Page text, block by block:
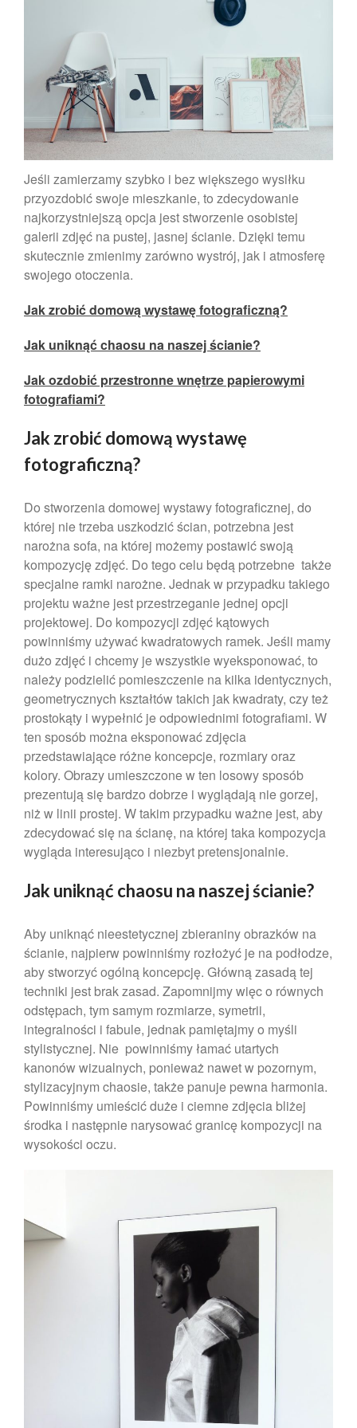
Zdjęcie do dowodu osobistego
gdzie najlepiej zrobić!
Zdjęcie psa
Ruch na fotografii wykonywanej
smartfonem.
Tworzenie portretów
smartfonem
marzec 2024
grudzień 2023
listopad 2023
październik 2023
wrzesień 2023
sierpień 2023
lipiec 2023
czerwiec 2023
maj 2023
kwiecień 2023
marzec 2023
luty 2023
styczeń 2023
grudzień 2022
listopad 2022
październik 2022
wrzesień 2022
sierpień 2022
czerwiec 2022
maj 2022
kwiecień 2022
marzec 2022
luty 2022
styczeń 2022
grudzień 2021
listopad 2021
październik 2021
czerwiec 2021
maj 2021
kwiecień 2021
marzec 2021
luty 2021
styczeń 2021
grudzień 2020
listopad 2020
październik 2020
Jeśli zamierzamy szybko i bez większego wysiłku
przyozdobić swoje mieszkanie, to zdecydowanie
najkorzystniejszą opcja jest stworzenie osobistej
galerii zdjęć na pustej, jasnej ścianie. Dzięki temu
skutecznie zmienimy zarówno wystrój, jak i atmosferę
swojego otoczenia.
Jak zrobić domową wystawę fotograficzną?
Jak uniknąć chaosu na naszej ścianie?
Jak ozdobić przestronne wnętrze papierowymi
fotografiami?
Jak zrobić domową wystawę
fotograficzną?
Do stworzenia domowej wystawy fotograficznej, do
której nie trzeba uszkodzić ścian, potrzebna jest
narożna sofa, na której możemy postawić swoją
kompozycję zdjęć. Do tego celu będą potrzebne także
specjalne ramki narożne. Jednak w przypadku takiego
projektu ważne jest przestrzeganie jednej opcji
projektowej. Do kompozycji zdjęć kątowych
powinniśmy używać kwadratowych ramek. Jeśli mamy
dużo zdjęć i chcemy je wszystkie wyeksponować, to
należy podzielić pomieszczenie na kilka identycznych,
geometrycznych kształtów takich jak kwadraty, czy też
prostokąty i wypełnić je odpowiednimi fotografiami. W
ten sposób można eksponować zdjęcia
przedstawiające różne koncepcje, rozmiary oraz
kolory. Obrazy umieszczone w ten losowy sposób
prezentują się bardzo dobrze i wyglądają nie gorzej,
niż w linii prostej. W takim przypadku ważne jest, aby
zdecydować się na ścianę, na której taka kompozycja
wygląda interesująco i niezbyt pretensjonalnie.
Jak uniknąć chaosu na naszej ścianie?
Aby uniknąć nieestetycznej zbieraniny obrazków na
ścianie, najpierw powinniśmy rozłożyć je na podłodze,
aby stworzyć ogólną koncepcję. Główną zasadą tej
techniki jest brak zasad. Zapomnijmy więc o równych
odstępach, tym samym rozmiarze, symetrii,
integralności i fabule, jednak pamiętajmy o myśli
stylistycznej. Nie powinniśmy łamać utartych
kanonów wizualnych, ponieważ nawet w pozornym,
stylizacyjnym chaosie, także panuje pewna harmonia.
Powinniśmy umieścić duże i ciemne zdjęcia bliżej
środka i następnie narysować granicę kompozycji na
wysokości oczu.